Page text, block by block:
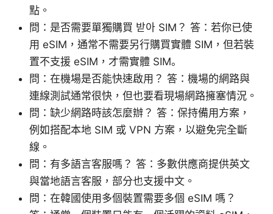
點。
問：是否需要單獨購買 받아 SIM？ 答：若你已使
用 eSIM，通常不需要另行購買實體 SIM，但若裝
置不支援 eSIM，才需實體 SIM。
問：在機場是否能快速啟用？ 答：機場的網路與
連線測試通常很快，但也要看現場網路擁塞情況。
問：缺少網路時該怎麼辦？ 答：保持備用方案，
例如搭配本地 SIM 或 VPN 方案，以避免完全斷
線。
問：有多語言客服嗎？ 答：多數供應商提供英文
與當地語言客服，部分也支援中文。
問：在韓國使用多個裝置需要多個 eSIM 嗎？